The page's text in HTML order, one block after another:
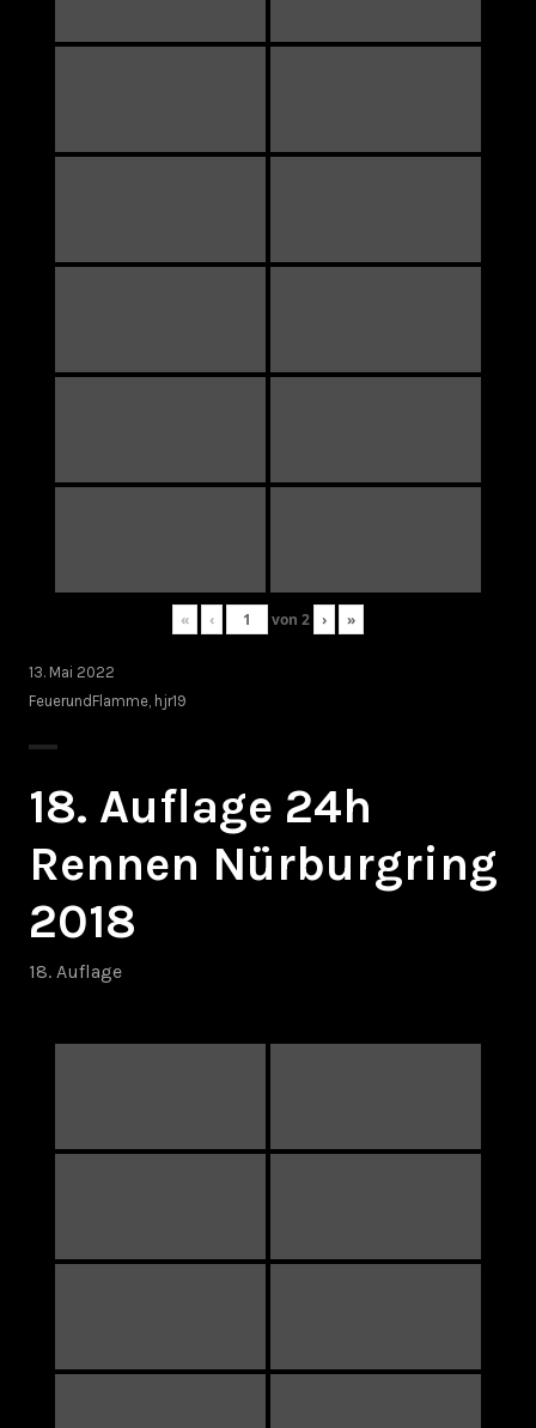
« ‹ von 2 › »
13. Mai 2022
FeuerundFlamme hjr19
18. Auflage 24h
Rennen Nürburgring
2018
18. Auflage